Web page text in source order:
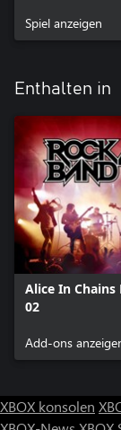
Spiel anzeigen
Enthalten in
Alice In Chains
02
Add-ons
XBOX konsolen